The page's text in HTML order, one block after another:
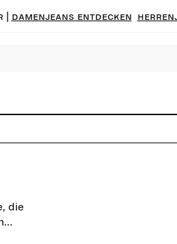
| Damenjeans entdecken
die